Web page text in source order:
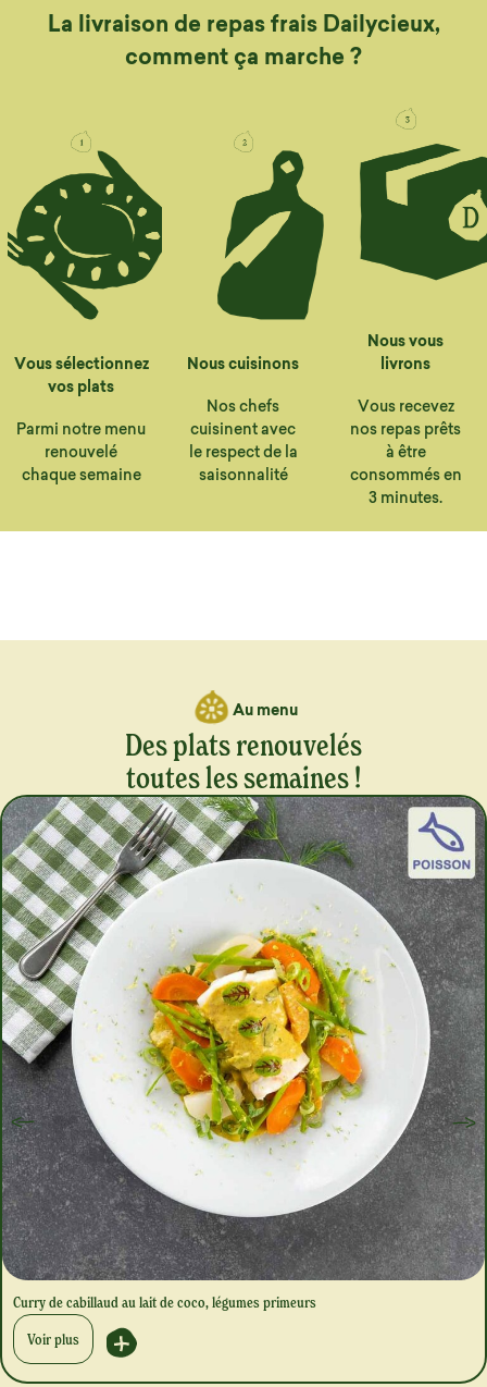
La livraison de repas frais Dailycieux,
comment ça marche ?
Vous sélectionnez
vos plats
Parmi notre menu
renouvelé
chaque semaine
Nous cuisinons
Nos chefs
cuisinent avec
le respect de la
saisonnalité
Nous vous
livrons
Vous recevez
nos repas prêts
à être
consommés en
3 minutes.
Au menu
Des plats renouvelés
toutes les semaines !
Curry de cabillaud au lait de coco, légumes primeurs
Voir plus